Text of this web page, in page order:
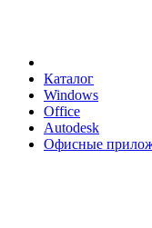
Каталог
Windows
Office
Autodesk
Офисные